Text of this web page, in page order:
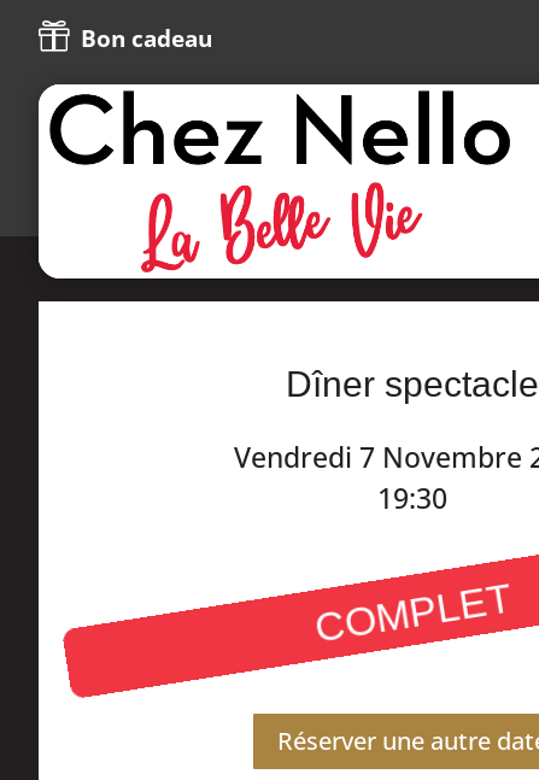
 Bon cadeau
Dîner spectacle
Vendredi 7 Novembre
19:30
COMPLET
Réserver une autre